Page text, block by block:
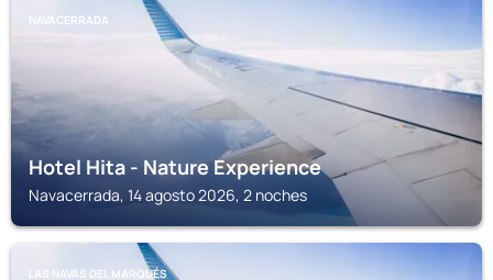
NAVACERRADA
Hotel Hita - Nature Experience
Navacerrada, 14 agosto 2026, 2 noches
LAS NAVAS DEL MARQUÉS